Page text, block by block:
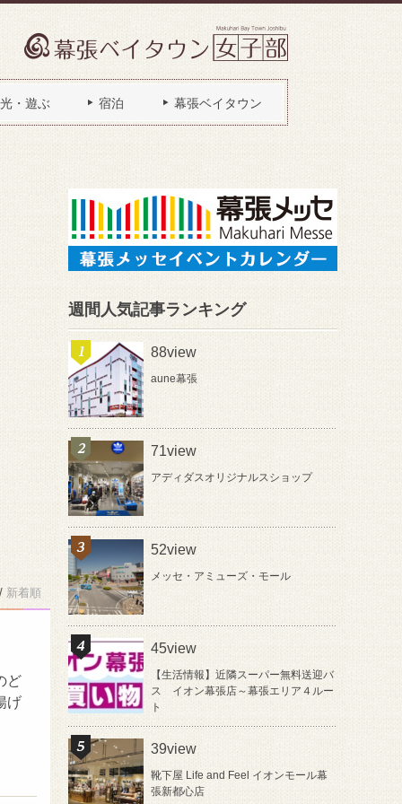
・遊ぶ 宿泊 幕張ベイタウン
新着順
ど
げ
週間人気記事ランキング
88view
aune幕張
71view
アディダスオリジナルスショップ
52view
メッセ・アミューズ・モール
45view
【生活情報】近隣スーパー無料送迎バ
ス イオン幕張店～幕張エリア４ルー
ト
39view
靴下屋 Life and Feel イオンモール幕
張新都心店